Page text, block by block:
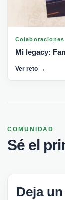
Colaboraciones
Mi legacy:
Ver reto →
COMUNIDAD
Sé el
Deja